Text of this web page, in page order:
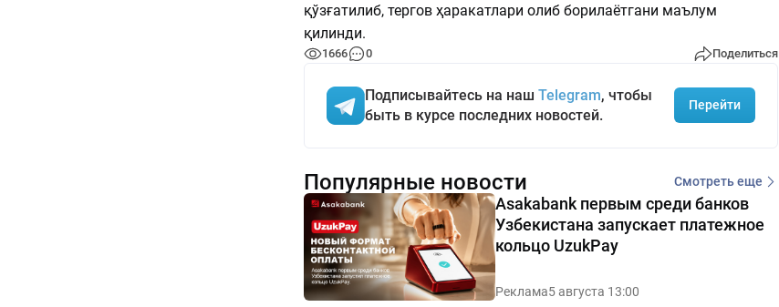
қўзғатилиб, тергов ҳаракатлари олиб борилаётгани маълум
қилинди.
1666 0 Поделиться
Подписывайтесь на наш Telegram, чтобы
быть в курсе последних новостей.
Перейти
Популярные новости Смотреть еще
Asakabank первым среди банков
Узбекистана запускает платежное
кольцо UzukPay
Реклама5 августа 13:00